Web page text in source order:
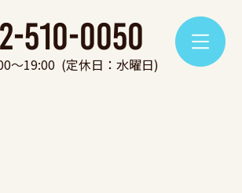
510-0050
～19:00 (定休日：水曜日)